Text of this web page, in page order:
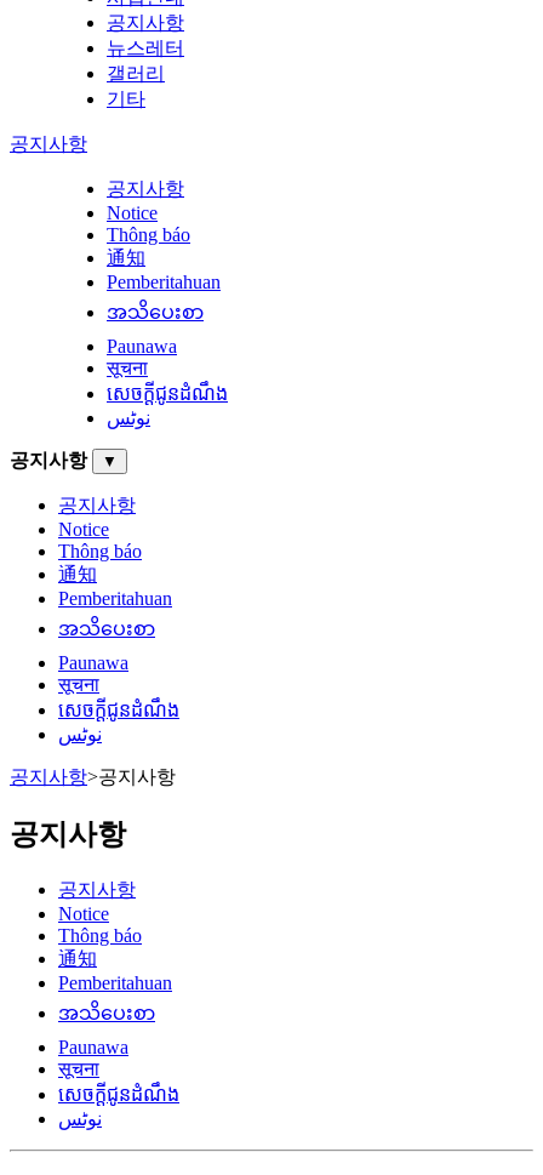
공지사항
뉴스레터
갤러리
기타
공지사항
공지사항
Notice
Thông báo
通知
Pemberitahuan
အသိပေးစာ
Paunawa
सूचना
សេចក្តីជូនដំណឹង
نوٹس
공지사항 ▼
공지사항
Notice
Thông báo
通知
Pemberitahuan
အသိပေးစာ
Paunawa
सूचना
សេចក្តីជូនដំណឹង
نوٹس
공지사항>공지사항
공지사항
공지사항
Notice
Thông báo
通知
Pemberitahuan
အသိပေးစာ
Paunawa
सूचना
សេចក្តីជូនដំណឹង
نوٹس